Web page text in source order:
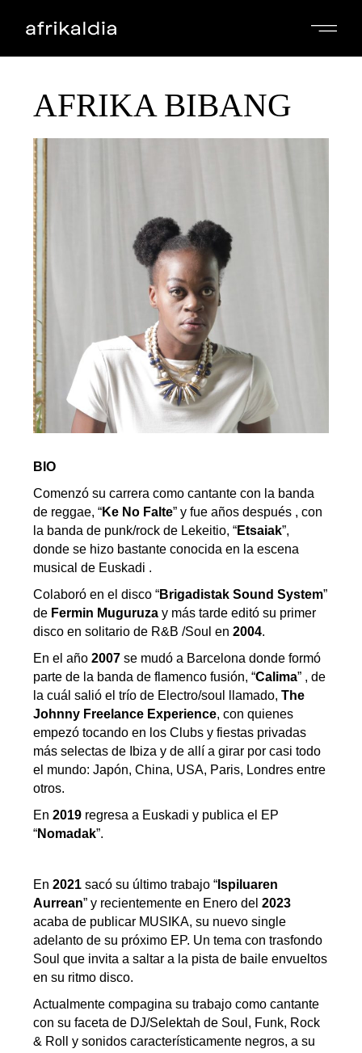
AFRIKA BIBANG
BIO
Comenzó su carrera como cantante con la banda
de reggae, “Ke No Falte” y fue años después , con
la banda de punk/rock de Lekeitio, “Etsaiak”,
donde se hizo bastante conocida en la escena
musical de Euskadi .
Colaboró en el disco “Brigadistak Sound System”
de Fermin Muguruza y más tarde editó su primer
disco en solitario de R&B /Soul en2004.
En el año2007 se mudó a Barcelona donde formó
parte de la banda de flamenco fusión, “Calima” , de
la cuál salió el trío de Electro/soul llamado,The
Johnny Freelance Experience, con quienes
empezó tocando en los Clubs y fiestas privadas
más selectas de Ibiza y de allí a girar por casi todo
el mundo: Japón, China, USA, Paris, Londres entre
otros.
En2019 regresa a Euskadi y publica el EP
“Nomadak”.
En2021 sacó su último trabajo “ Ispiluaren
Aurrean” y recientemente en Enero del2023
acaba de publicar MUSIKA, su nuevo single
adelanto de su próximo EP. Un tema con trasfondo
Soul que invita a saltar a la pista de baile envueltos
en su ritmo disco.
Actualmente compagina su trabajo como cantante
con su faceta de DJ/Selektah de Soul, Funk, Rock
& Roll y sonidos característicamente negros, a su